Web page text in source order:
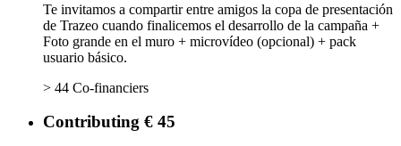
Te invitamos a compartir entre amigos la copa de presentación
de Trazeo cuando finalicemos el desarrollo de la campaña +
Foto grande en el muro + microvídeo (opcional) + pack
usuario básico.
> 44 Co-financiers
Contributing € 45